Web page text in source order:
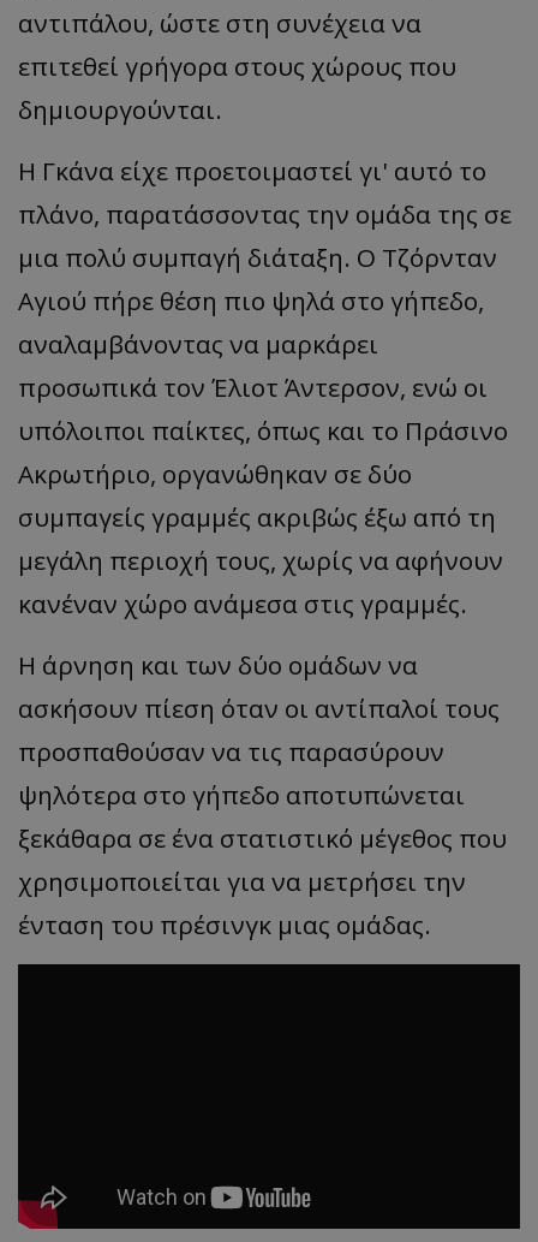
αντιπάλου, ώστε στη συνέχεια να
επιτεθεί γρήγορα στους χώρους που
δημιουργούνται.
Η Γκάνα είχε προετοιμαστεί γι' αυτό το
πλάνο, παρατάσσοντας την ομάδα της σε
μια πολύ συμπαγή διάταξη. Ο Τζόρνταν
Αγιού πήρε θέση πιο ψηλά στο γήπεδο,
αναλαμβάνοντας να μαρκάρει
προσωπικά τον Έλιοτ Άντερσον, ενώ οι
υπόλοιποι παίκτες, όπως και το Πράσινο
Ακρωτήριο, οργανώθηκαν σε δύο
συμπαγείς γραμμές ακριβώς έξω από τη
μεγάλη περιοχή τους, χωρίς να αφήνουν
κανέναν χώρο ανάμεσα στις γραμμές.
Η άρνηση και των δύο ομάδων να
ασκήσουν πίεση όταν οι αντίπαλοί τους
προσπαθούσαν να τις παρασύρουν
ψηλότερα στο γήπεδο αποτυπώνεται
ξεκάθαρα σε ένα στατιστικό μέγεθος που
χρησιμοποιείται για να μετρήσει την
ένταση του πρέσινγκ μιας ομάδας.